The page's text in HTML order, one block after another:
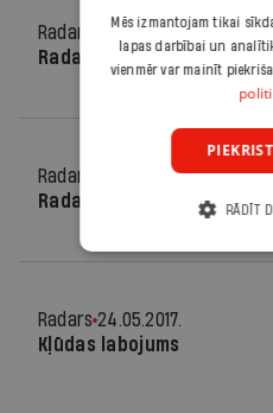
Radars
24.05.2017.
Radars Latvijā
Radars
24.05.2017.
Radars pasaulē
Radars 24.05.2017.
Kļūdas labojums
Mēs izmantojam tikai
lapas darbībai un
vienmēr var mainīt
RĀDĪT